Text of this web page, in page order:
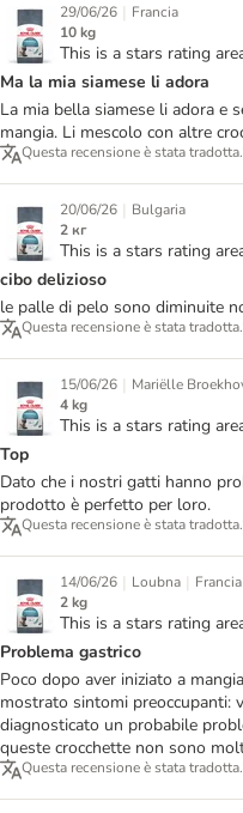
29/06/26 | Francia
10 kg
This is a stars rating
Ma la mia siamese li adora
La mia bella siamese li adora e
mangia. Li mescolo con altre
Questa recensione è stata tradotta.
20/06/26 | Bulgaria
2 кг
This is a stars rating
cibo delizioso
le palle di pelo sono diminuite
Questa recensione è stata tradotta.
15/06/26 | Mariëlle
4 kg
This is a stars rating
Top
Dato che i nostri gatti hanno
prodotto è perfetto per loro.
Questa recensione è stata tradotta.
14/06/26 | Loubna | Francia
2 kg
This is a stars rating
Problema gastrico
Poco dopo aver iniziato a
mostrato sintomi preoccupanti:
diagnosticato un probabile
queste crocchette non sono
Questa recensione è stata tradotta.